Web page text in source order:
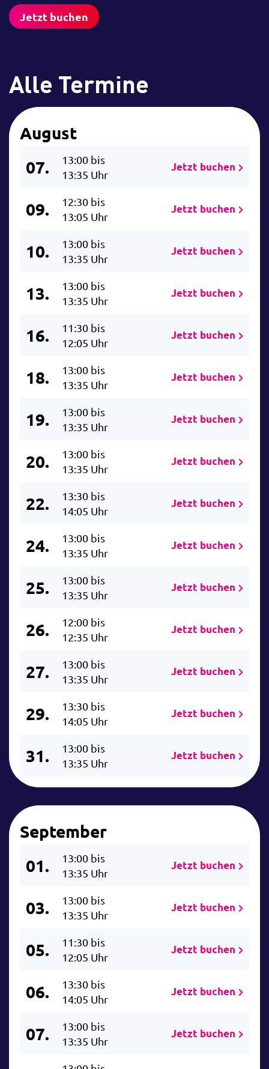
Jetzt buchen
Alle Termine
August
07.
13:00 bis
13:35 Uhr
Jetzt buchen
09.
12:30 bis
13:05 Uhr
Jetzt buchen
10.
13:00 bis
13:35 Uhr
Jetzt buchen
13.
13:00 bis
13:35 Uhr
Jetzt buchen
16.
11:30 bis
12:05 Uhr
Jetzt buchen
18.
13:00 bis
13:35 Uhr
Jetzt buchen
19.
13:00 bis
13:35 Uhr
Jetzt buchen
20.
13:00 bis
13:35 Uhr
Jetzt buchen
22.
13:30 bis
14:05 Uhr
Jetzt buchen
24.
13:00 bis
13:35 Uhr
Jetzt buchen
25.
13:00 bis
13:35 Uhr
Jetzt buchen
26.
12:00 bis
12:35 Uhr
Jetzt buchen
27.
13:00 bis
13:35 Uhr
Jetzt buchen
29.
13:30 bis
14:05 Uhr
Jetzt buchen
31.
13:00 bis
13:35 Uhr
Jetzt buchen
September
01.
13:00 bis
13:35 Uhr
Jetzt buchen
03.
13:00 bis
13:35 Uhr
Jetzt buchen
05.
11:30 bis
12:05 Uhr
Jetzt buchen
06.
13:30 bis
14:05 Uhr
Jetzt buchen
07.
13:00 bis
13:35 Uhr
Jetzt buchen